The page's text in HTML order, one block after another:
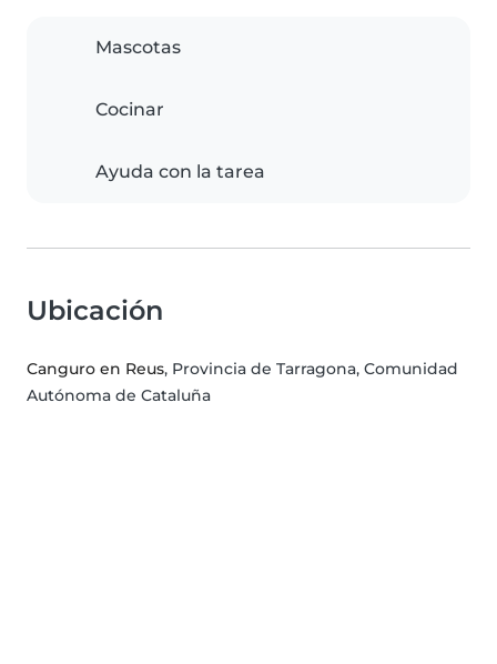
Mascotas
Cocinar
Ayuda con la tarea
Ubicación
Canguro en Reus, Provincia de Tarragona, Comunidad
Autónoma de Cataluña